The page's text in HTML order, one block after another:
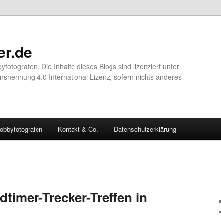
Die Inhalte dieses Blogs sind lizenziert unter
4.0 International Lizenz, sofern nichts anderes
Kontakt & Co. Datenschutzerklärung
Trecker-Treffen in